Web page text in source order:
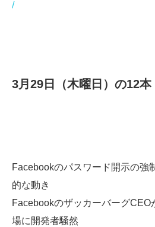
/
3月29日（木曜日）の12本
Facebookのパスワード開示の強
的な動き
Facebookのザッカーバーグ
場に開発者騒然